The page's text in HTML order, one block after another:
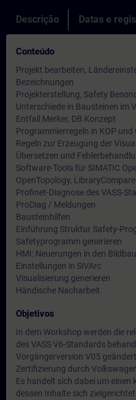
Descrição Datas e
Conteúdo
Projekt bearbeiten,
Bezeichnungen
Projekterstellung, Safety
Unterschiede in Bausteinen im
Entfall Merker, DB Konzept
Programmierregeln in KOP und
Regeln zur Erzeugung der
Übersetzen und
Software-Tools für SIMATIC
OpenTopology, LibraryCompare
Profinet-Diagnose des VASS-
ProDiag / Meldungen
Bausteinhilfen
Einführung Struktur Safety-
Safetyprogramm generieren
HMI: Neuerungen in den
Einstellungen in SiVArc
Visualisierung generieren
Händische Nacharbeit
Objetivos
In dem Workshop werden die
des VASS V6-Standards
Vorgängerversion V05
Zertifizierung durch Volkswagen
Es handelt sich dabei um
dessen Inhalte sich